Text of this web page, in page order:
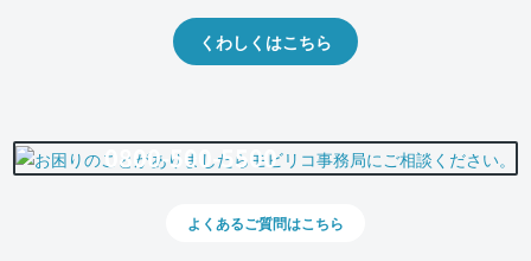
くわしくはこちら
0800-500-5500
よくあるご質問はこちら